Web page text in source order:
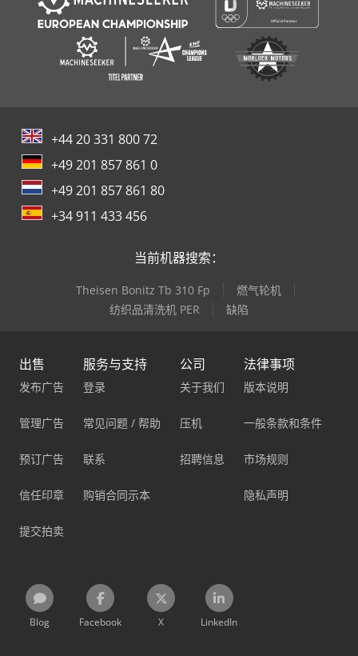
+44 20 331 800 72
+49 201 857 861 0
+49 201 857 861 80
+34 911 433 456
当前机器搜索：
Theisen Bonitz Tb 310 Fp
燃气轮机
纺织品清洗机 PER
缺陷
出售
发布广告
管理广告
预订广告
信任印章
提交拍卖
服务与支持
登录
常见问题 / 帮助
联系
购销合同示本
公司
关于我们
压机
招聘信息
法律事项
版本说明
一般条款和条件
市场规则
隐私声明
Blog Facebook X LinkedIn